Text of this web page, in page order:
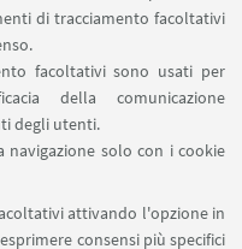
di tracciamento facoltativi
facoltativi sono usati per
della comunicazione
degli utenti.
solo con i cookie
attivando l'opzione in
consensi più specifici
beni
SU:
SU: